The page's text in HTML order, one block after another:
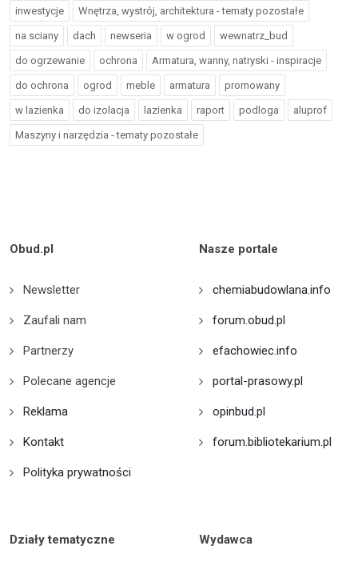
inwestycje Wnętrza, wystrój, architektura - tematy pozostałe
na sciany dach newseria w ogrod wewnatrz_bud
do ogrzewanie ochrona Armatura, wanny, natryski - inspiracje
do ochrona ogrod meble armatura promowany
w lazienka do izolacja lazienka raport podloga aluprof
Maszyny i narzędzia - tematy pozostałe
Obud.pl
Newsletter
Zaufali nam
Partnerzy
Polecane agencje
Reklama
Kontakt
Polityka prywatności
Nasze portale
chemiabudowlana.info
forum.obud.pl
efachowiec.info
portal-prasowy.pl
opinbud.pl
forum.bibliotekarium.pl
Działy tematyczne Wydawca